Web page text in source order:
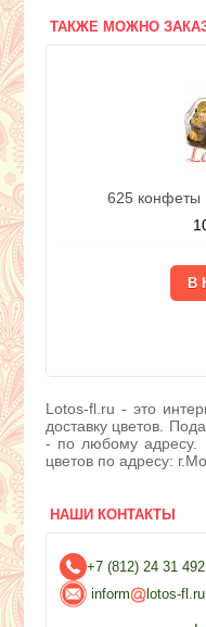
ТАКЖЕ МОЖНО
625 конфеты
Lotos-fl.ru - это
доставку цветов.
- по любому адресу.
цветов по адресу:
НАШИ КОНТАКТЫ
+7 (812) 24 31 492
inform
lotos-fl.ru